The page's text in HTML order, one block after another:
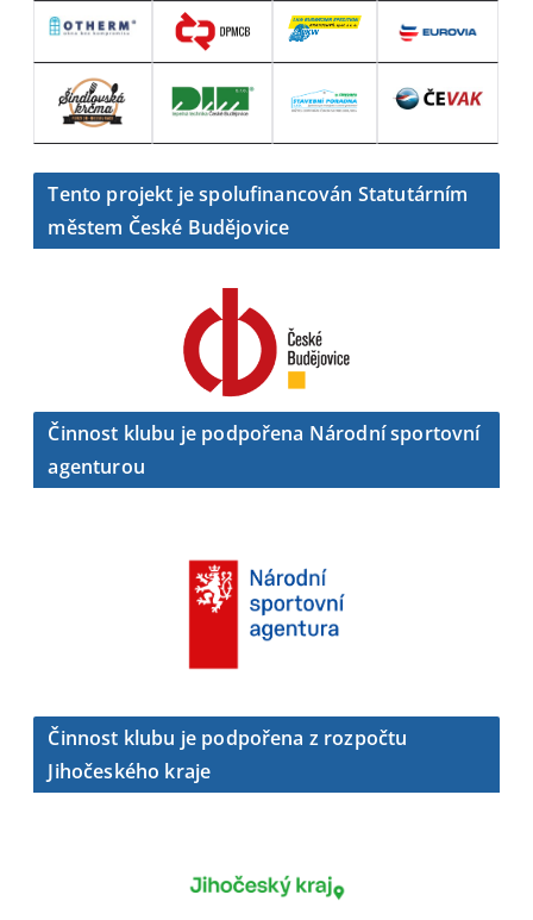
Tento projekt je spolufinancován Statutárním
městem České Budějovice
Činnost klubu je podpořena Národní sportovní
agenturou
Činnost klubu je podpořena z rozpočtu
Jihočeského kraje